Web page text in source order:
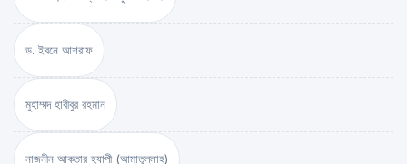
ড. ইবনে আশরাফ
মুহাম্মদ হাবীবুর রহমান
নাজনীন আক্তার হ্যাপী (আমাতুল্লাহ)